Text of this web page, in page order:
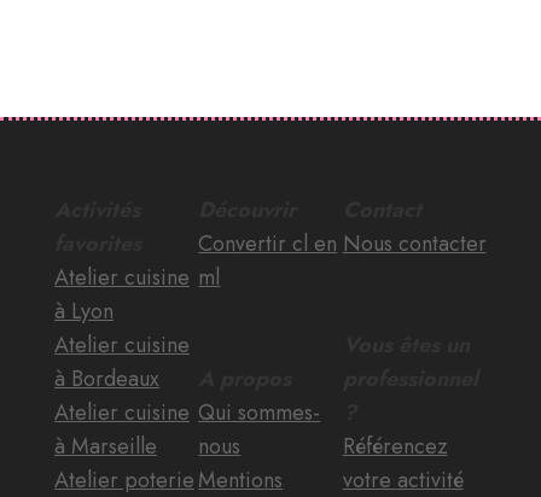
Atelier cuisine
à Lyon
Atelier cuisine
à Bordeaux
Atelier cuisine
à Marseille
Atelier poterie
Convertir cl en
ml
Qui sommes-
nous
Mentions
Nous contacter
Référencez
votre activité